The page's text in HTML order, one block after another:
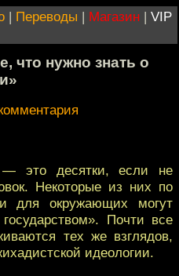
| Переводы | Магазин | VIP
что нужно знать о
— это десятки, если не
Некоторые из них по
для окружающих могут
Почти все
тех же взглядов,
идеологии.